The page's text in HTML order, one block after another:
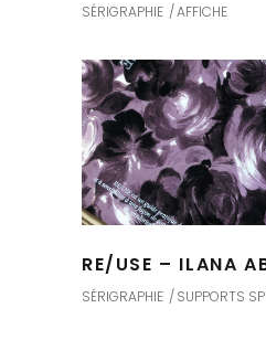
SÉRIGRAPHIE AFFICHE
RE/USE – ILANA
SÉRIGRAPHIE SUPPORTS